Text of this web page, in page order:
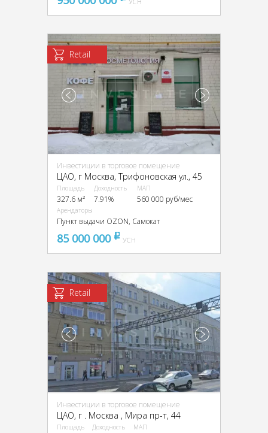
Retail
Инвестиции в торговое помещение
ЦАО, г Москва, Трифоновская ул., 45
Площадь
327.6 м²
Доходность
7.91%
МАП
560 000 руб/мес
Арендаторы
Пункт выдачи OZON, Самокат
85 000 000 pуб
УСН
Retail
Инвестиции в торговое помещение
ЦАО, г . Москва , Мира пр-т, 44
Площадь Доходность МАП